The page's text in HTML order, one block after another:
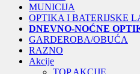
MUNICIJA
OPTIKA I BATERIJSKE
DNEVNO-NOĆNE
GARDEROBA/OBUĆA
RAZNO
Akcije
TOP AKCIJE